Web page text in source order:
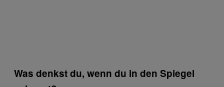
Was denkst du, wenn du in den Spiegel